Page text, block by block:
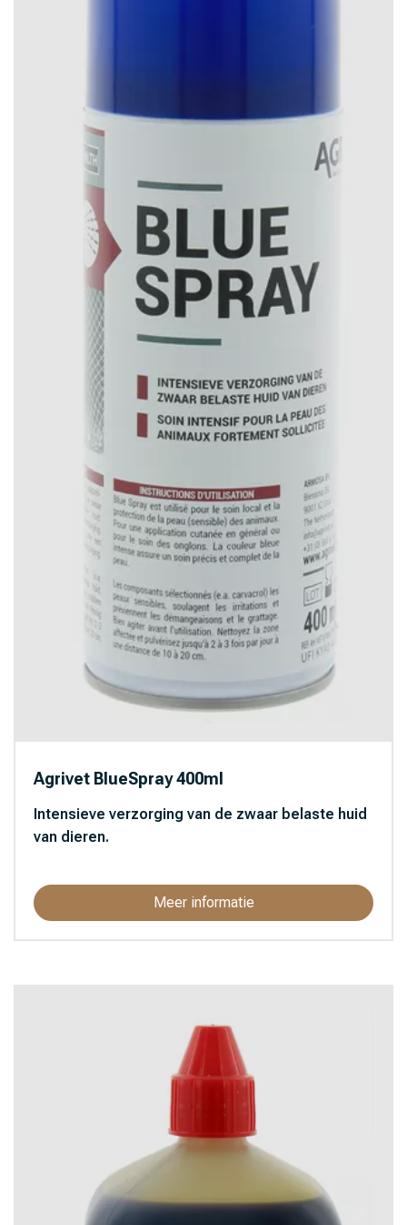
Agrivet BlueSpray 400ml
Intensieve verzorging van de zwaar belaste huid
van dieren.
Meer informatie